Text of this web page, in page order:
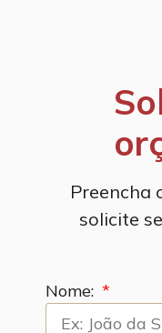
Preencha
solicite
Nome: